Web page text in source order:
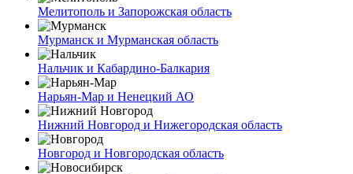
Мелитополь и Запорожская область
Мурманск и Мурманская область
Нальчик и Кабардино-Балкария
Нарьян-Мар и Ненецкий АО
Нижний Новгород и Нижегородская область
Новгород и Новгородская область